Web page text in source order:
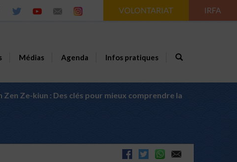
VOLONTARIAT IRFA
Médias Agenda Infos pratiques
Ze-kiun : Des clés pour mieux comprendre la